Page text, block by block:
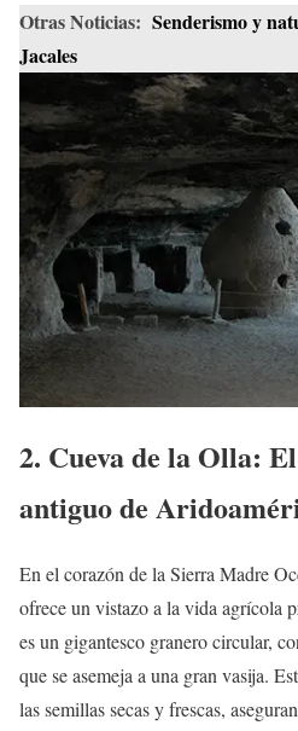
Otras Noticias: Senderismo y
Jacales
2. Cueva de la Olla:
antiguo de
En el corazón de la Sierra Madre
ofrece un vistazo a la vida agrícola
es un gigantesco granero circular,
que se asemeja a una gran vasija.
las semillas secas y frescas,